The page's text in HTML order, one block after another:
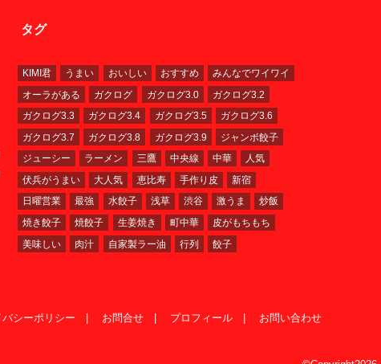
タグ
KIMI君 うまい おいしい おすすめ
みんなでワイワイ
オーラがある
ガクログ ガクログ3.0
ガクログ3.2
ガクログ3.3
ガクログ3.4 ガクログ3.5
ガクログ3.6
ガクログ3.7
ガクログ3.8 ガクログ3.9
ジャンボ餃子
ジューシー
ラーメン 三鷹 中央線 中華
人気
伏兵がうまい
大人気 恵比寿 手作り皮
新宿
日曜営業
最強 水餃子 浅草 渋谷 激うま
炒飯
焼き餃子
焼餃子 生姜焼き 町中華
皮がもちもち
美味しい
肉汁 自家製ラー油 行列 餃子
バシーポリシー お問合せ プロフィール お問い合わせ